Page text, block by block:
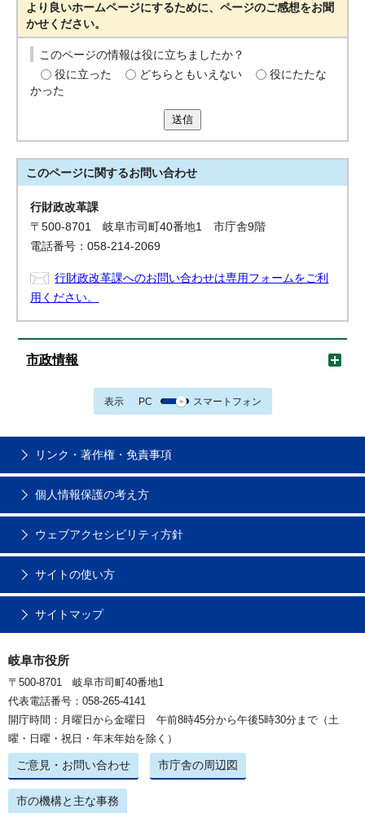
より良いホームページにするために、ページのご感想をお聞
かせください。
このページの情報は役に立ちましたか？
役に立った
どちらともいえない
役にたたな
かった
送信
このページに関するお問い合わせ
行財政改革課
〒500-8701 岐阜市司町40番地1 市庁舎9階
電話番号：058-214-2069
行財政改革課へのお問い合わせは専用フォームをご利
用ください。
市政情報
表示 PC スマートフォン
リンク・著作権・免責事項
個人情報保護の考え方
ウェブアクセシビリティ方針
サイトの使い方
サイトマップ
岐阜市役所
〒500-8701 岐阜市司町40番地1
代表電話番号：058-265-4141
開庁時間：月曜日から金曜日 午前8時45分から午後5時30分まで（土
曜・日曜・祝日・年末年始を除く）
ご意見・お問い合わせ 市庁舎の周辺図
市の機構と主な事務